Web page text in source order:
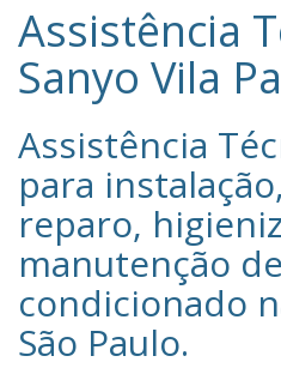
Assistência
Sanyo Vila
Assistência
para
reparo,
manutenção
condicionado
São Paulo.